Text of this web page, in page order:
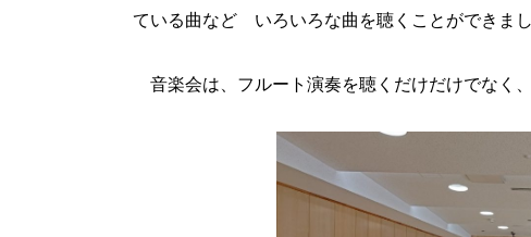
ている曲など いろいろな曲を聴くことができまし
音楽会は、フルート演奏を聴くだけだけでなく